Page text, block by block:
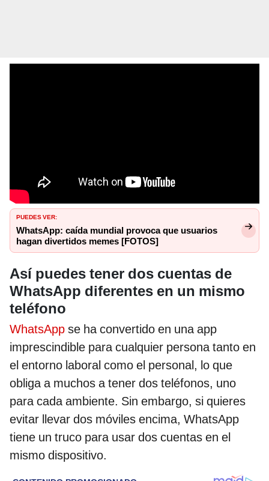
PUEDES VER:
WhatsApp: caída mundial provoca que usuarios
hagan divertidos memes [FOTOS]
Así puedes tener dos cuentas de
WhatsApp diferentes en un mismo
teléfono
WhatsApp se ha convertido en una app
imprescindible para cualquier persona tanto en
el entorno laboral como el personal, lo que
obliga a muchos a tener dos teléfonos, uno
para cada ambiente. Sin embargo, si quieres
evitar llevar dos móviles encima, WhatsApp
tiene un truco para usar dos cuentas en el
mismo dispositivo.